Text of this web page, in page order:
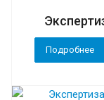
Подробнее